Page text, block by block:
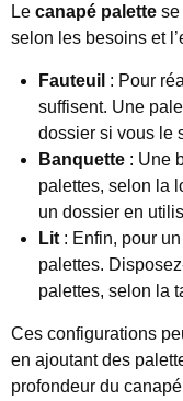
Le canapé palette se
selon les besoins et
Fauteuil : Pour
suffisent. Une
dossier si vous le
Banquette : Une
palettes, selon la
un dossier en
Lit : Enfin, pour
palettes.
palettes, selon la
Ces configurations
en ajoutant des
profondeur du